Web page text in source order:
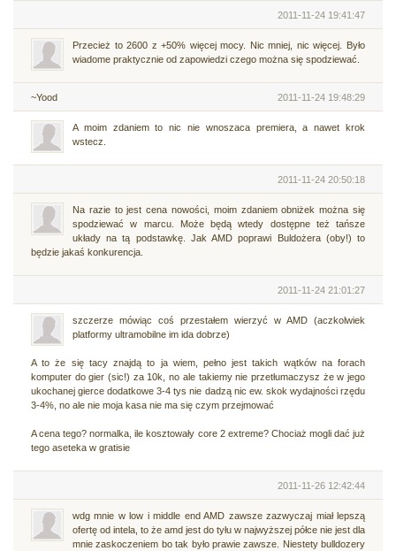
2011-11-24 19:41:47
Przecież to 2600 z +50% więcej mocy. Nic mniej, nic więcej. Było
wiadome praktycznie od zapowiedzi czego można się spodziewać.
~Yood 2011-11-24 19:48:29
A moim zdaniem to nic nie wnoszaca premiera, a nawet krok
wstecz.
2011-11-24 20:50:18
Na razie to jest cena nowości, moim zdaniem obniżek można się
spodziewać w marcu. Może będą wtedy dostępne też tańsze
układy na tą podstawkę. Jak AMD poprawi Buldożera (oby!) to
będzie jakaś konkurencja.
2011-11-24 21:01:27
szczerze mówiąc coś przestałem wierzyć w AMD (aczkolwiek
platformy ultramobilne im ida dobrze)
A to że się tacy znajdą to ja wiem, pełno jest takich wątków na forach
komputer do gier (sic!) za 10k, no ale takiemy nie przetłumaczysz że w jego
ukochanej gierce dodatkowe 3-4 tys nie dadzą nic ew. skok wydajności rzędu
3-4%, no ale nie moja kasa nie ma się czym przejmować
A cena tego? normalka, ile kosztowały core 2 extreme? Chociaż mogli dać już
tego aseteka w gratisie
2011-11-26 12:42:44
wdg mnie w low i middle end AMD zawsze zazwyczaj miał lepszą
ofertę od intela, to że amd jest do tyłu w najwyższej półce nie jest dla
mnie zaskoczeniem bo tak było prawie zawsze. Niestety bulldozery